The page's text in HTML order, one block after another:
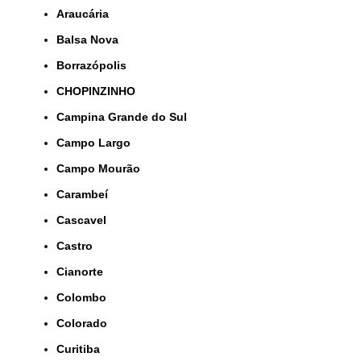
Araucária
Balsa Nova
Borrazópolis
CHOPINZINHO
Campina Grande do Sul
Campo Largo
Campo Mourão
Carambeí
Cascavel
Castro
Cianorte
Colombo
Colorado
Curitiba